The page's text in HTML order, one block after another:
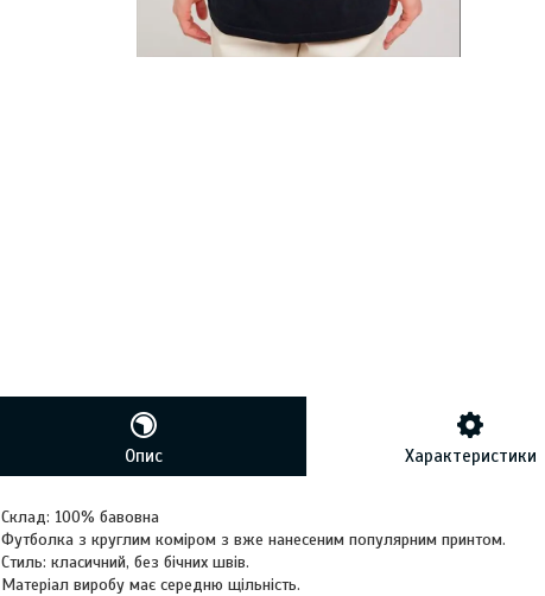
Опис Характеристики
Склад: 100% бавовна
Футболка з круглим коміром з вже нанесеним популярним принтом.
Стиль: класичний, без бічних швів.
Матеріал виробу має середню щільність.